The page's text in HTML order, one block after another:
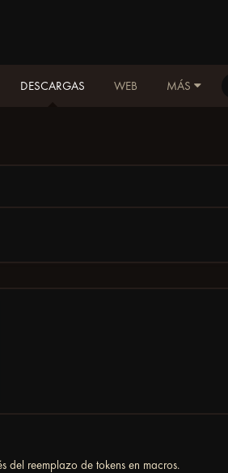
DESCARGAS WEB MÁS
del reemplazo de tokens en macros.